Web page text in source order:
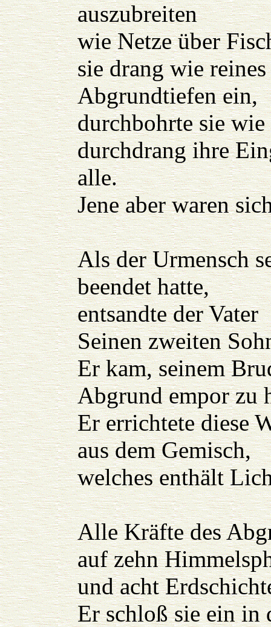
auszubreiten
wie Netze über
sie drang wie
Abgrundtiefen ein,
durchbohrte sie
durchdrang ihre
alle.
Jene aber waren
Als der Urmensch
beendet hatte,
entsandte der Vater
Seinen zweiten
Er kam, seinem
Abgrund empor zu
Er errichtete diese
aus dem Gemisch,
welches enthält
Alle Kräfte des
auf zehn
und acht
Er schloß sie ein in